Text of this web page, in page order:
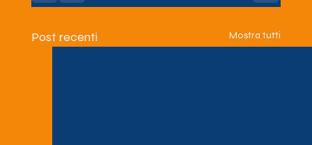
Post recenti Mostra tutti